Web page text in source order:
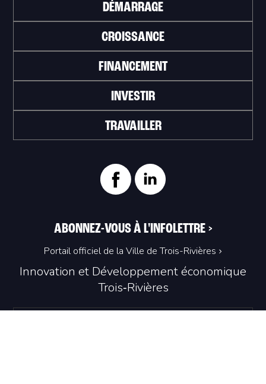
Innovation et Développement économique
Trois‑Rivières
DÉMARRAGE
CROISSANCE
FINANCEMENT
INVESTIR
TRAVAILLER
ABONNEZ-VOUS À L'INFOLETTRE >
Portail officiel de la Ville de Trois-Rivières